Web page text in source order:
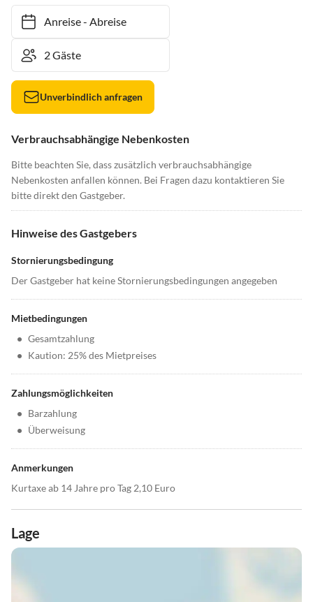
Anreise- Abreise
Unverbindlich anfragen
Verbrauchsabhängige Nebenkosten
Bitte beachten Sie, dass zusätzlich verbrauchsabhängige
Nebenkosten anfallen können. Bei Fragen dazu kontaktieren Sie
bitte direkt den Gastgeber.
Hinweise des Gastgebers
Stornierungsbedingung
Der Gastgeber hat keine Stornierungsbedingungen angegeben
Mietbedingungen
• Gesamtzahlung
• Kaution: 25% des Mietpreises
Zahlungsmöglichkeiten
• Barzahlung
• Überweisung
Anmerkungen
Kurtaxe ab 14 Jahre pro Tag 2,10 Euro
Lage